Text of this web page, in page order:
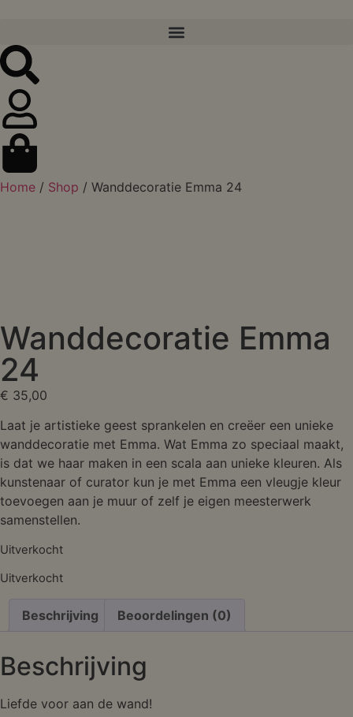
Home / Shop / Wanddecoratie Emma 24
Wanddecoratie Emma
24
€ 35,00
Laat je artistieke geest sprankelen en creëer een unieke
wanddecoratie met Emma. Wat Emma zo speciaal maakt,
is dat we haar maken in een scala aan unieke kleuren. Als
kunstenaar of curator kun je met Emma een vleugje kleur
toevoegen aan je muur of zelf je eigen meesterwerk
samenstellen.
Uitverkocht
Uitverkocht
Beschrijving Beoordelingen (0)
Beschrijving
Liefde voor aan de wand!